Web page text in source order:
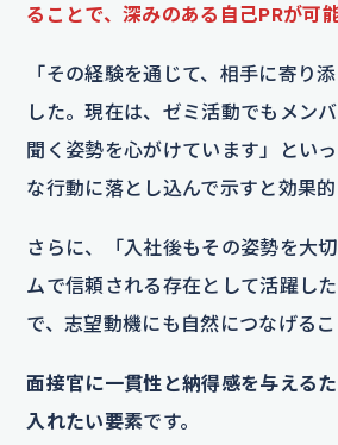
ることで、深みのある自己PRが可
「その経験を通じて、相手に寄り
した。現在は、ゼミ活動でもメン
聞く姿勢を心がけています」とい
な行動に落とし込んで示すと効果的
さらに、「入社後もその姿勢を大
ムで信頼される存在として活躍し
で、志望動機にも自然につなげるこ
面接官に一貫性と納得感を与える
入れたい要素です。